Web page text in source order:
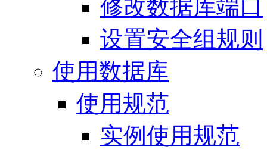
修改数据库端口
设置安全组规则
使用数据库
使用规范
实例使用规范